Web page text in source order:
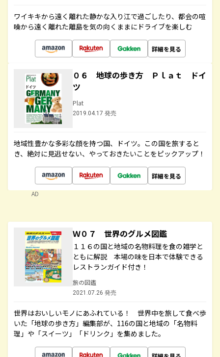
ワイキキから遠く離れた静かな入り江で過ごしたり、都会の喧
噪から遠く離れた離島を気の向くままにドライブを楽しむ
詳細を見る
０６ 地球の歩き方 Ｐｌａｔ ドイ
ツ
Plat
2019.04.17 発売
地域性豊かな多彩な顔を持つ国、ドイツ。この国を旅すると
き、絶対に見逃せない、やっておきたいことをピックアップ！
詳細を見る
AD
Ｗ０７ 世界のグルメ図鑑
１１６の国と地域の名物料理を食の雑学と
ともに解説 本場の味を日本で体験できる
レストランガイド付き！
旅の図鑑
2021.07.26 発売
世界はおいしいモノにあふれている！ 世界中を旅して食べ歩
いた「地球の歩き方」編集部が、116の国と地域の「名物料
理」や「スイーツ」「ドリンク」を集めました。